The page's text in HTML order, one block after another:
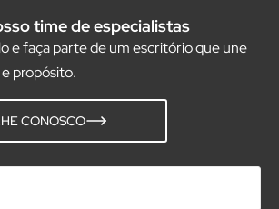
time de especialistas
e faça parte de um escritório que une
propósito.
CONOSCO